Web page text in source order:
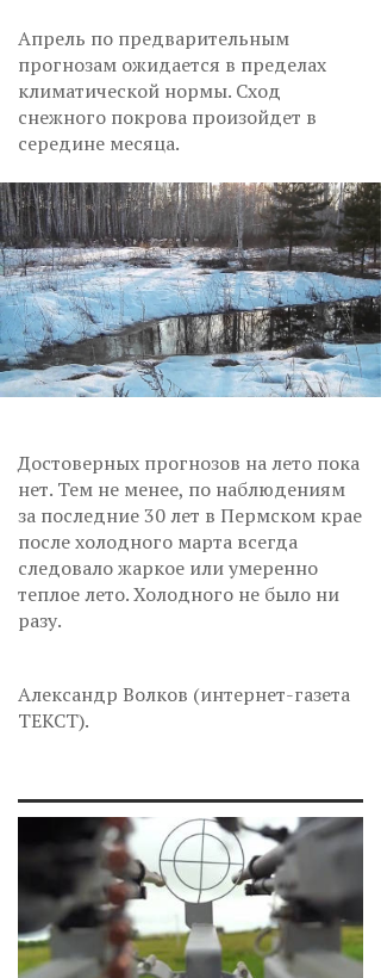
Апрель по предварительным
прогнозам ожидается в пределах
климатической нормы. Сход
снежного покрова произойдет в
середине месяца.
Достоверных прогнозов на лето пока
нет. Тем не менее, по наблюдениям
за последние 30 лет в Пермском крае
после холодного марта всегда
следовало жаркое или умеренно
теплое лето. Холодного не было ни
разу.
Александр Волков (интернет-газета
ТЕКСТ).